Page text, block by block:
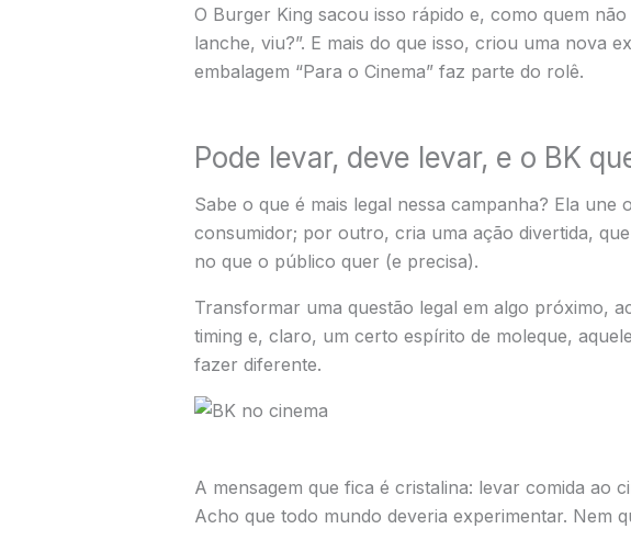
O Burger King sacou isso rápido e, como quem
lanche, viu?”. E mais do que isso, criou uma nova
embalagem “Para o Cinema” faz parte do rolê.
Pode levar, deve levar, e o BK
Sabe o que é mais legal nessa campanha? Ela
consumidor; por outro, cria uma ação divertida,
no que o público quer (e precisa).
Transformar uma questão legal em algo próximo,
timing e, claro, um certo espírito de moleque,
fazer diferente.
A mensagem que fica é cristalina: levar comida ao
Acho que todo mundo deveria experimentar. Nem